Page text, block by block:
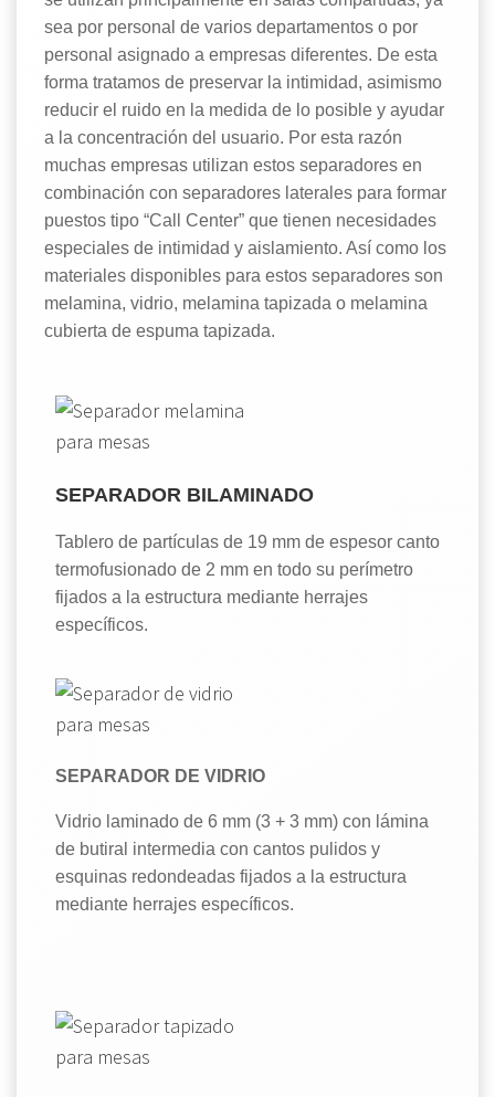
sea por personal de varios departamentos o por
personal asignado a empresas diferentes. De esta
forma tratamos de preservar la intimidad, asimismo
reducir el ruido en la medida de lo posible y ayudar
a la concentración del usuario. Por esta razón
muchas empresas utilizan estos separadores en
combinación con separadores laterales para formar
puestos tipo “Call Center” que tienen necesidades
especiales de intimidad y aislamiento. Así como los
materiales disponibles para estos separadores son
melamina, vidrio, melamina tapizada o melamina
cubierta de espuma tapizada.
SEPARADOR BILAMINADO
Tablero de partículas de 19 mm de espesor canto
termofusionado de 2 mm en todo su perímetro
fijados a la estructura mediante herrajes
específicos.
SEPARADOR DE VIDRIO
Vidrio laminado de 6 mm (3 + 3 mm) con lámina
de butiral intermedia con cantos pulidos y
esquinas redondeadas fijados a la estructura
mediante herrajes específicos.